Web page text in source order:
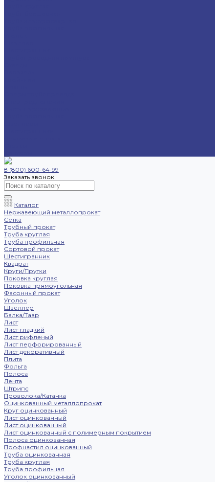
8 (800) 600-64-99
Заказать звонок
Каталог
Нержавеющий металлопрокат
Сетка
Трубный прокат
Труба круглая
Труба профильная
Сортовой прокат
Шестигранник
Квадрат
Круги/Прутки
Поковка круглая
Поковка прямоугольная
Фасонный прокат
Уголок
Швеллер
Балка/Тавр
Лист
Лист гладкий
Лист рифленый
Лист перфорированный
Лист декоративный
Плита
Фольга
Полоса
Лента
Штрипс
Проволока/Катанка
Оцинкованный металлопрокат
Круг оцинкованный
Лист оцинкованный
Лист оцинкованный
Лист оцинкованный с полимерным покрытием
Полоса оцинкованная
Профнастил оцинкованный
Труба оцинкованная
Труба круглая
Труба профильная
Уголок оцинкованный